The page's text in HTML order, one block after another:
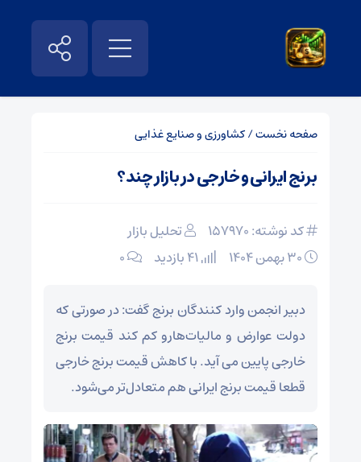
صفحه نخست/کشاورزی و صنایع غذایی
برنج ایرانی و خارجی در بازار چند؟
کد نوشته: 157970
تحلیل بازار
۰
دبیر انجمن وارد کنندگان برنج گفت: در صورتی که
دولت عوارض و مالیات‌هارو کم کند قیمت برنج
خارجی پایین می آید. با کاهش قیمت برنج خارجی
قطعا قیمت برنج ایرانی هم متعادل‌تر می‌شود.